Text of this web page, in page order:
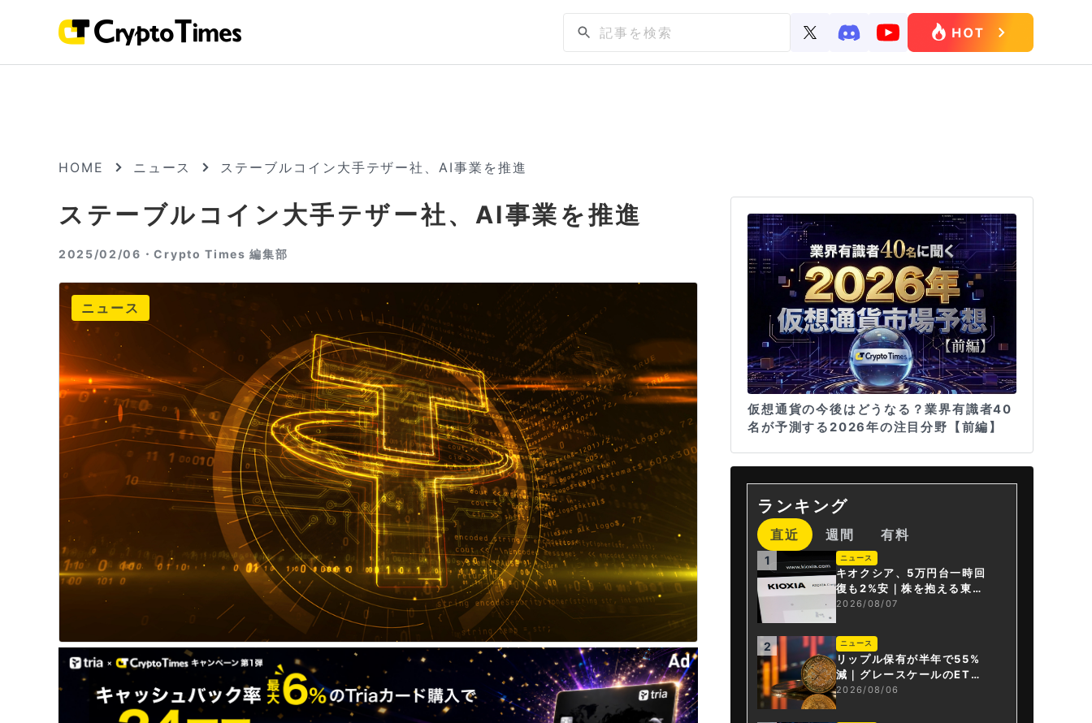
HOME ニュース ステーブルコイン大手テザー社、AI事業を推進
ステーブルコイン大手テザー社、AI事業を推進
2025/02/06・Crypto Times 編集部
ニュース
仮想通貨の今後はどうなる？業界有識者40
名が予測する2026年の注目分野【前編】
ランキング
直近 週間 有料
1 ニュース
キオクシア、5万円台一時回
復も2%安｜株を抱える東芝
は純利益30倍
2026/08/07
2 ニュース
リップル保有が半年で55%
減｜グレースケールのET
F、純資産1.6億ドル減
2026/08/06